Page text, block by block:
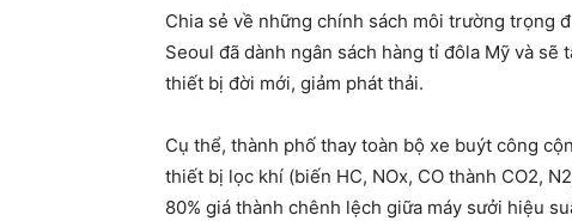
Chia sẻ về những chính sách môi trường trọng
Seoul đã dành ngân sách hàng tỉ đôla Mỹ và
thiết bị đời mới, giảm phát thải.
Cụ thể, thành phố thay toàn bộ xe buýt công
thiết bị lọc khí (biến HC, NOx, CO thành CO2,
80% giá thành chênh lệch giữa máy sưởi hiệu